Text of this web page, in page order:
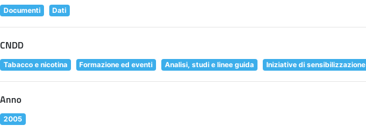
Documenti Dati
CNDD
Tabacco e nicotina Formazione ed eventi Analisi, studi e linee guida Iniziative di sensibilizzazione
Anno
2005